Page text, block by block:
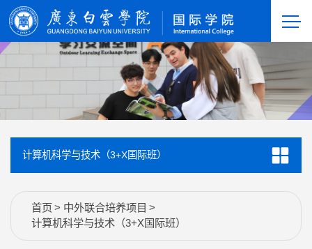
计算机科学与技术（3+X国际班）
首页> 中外联合培养项目 >
计算机科学与技术（3+X国际班）